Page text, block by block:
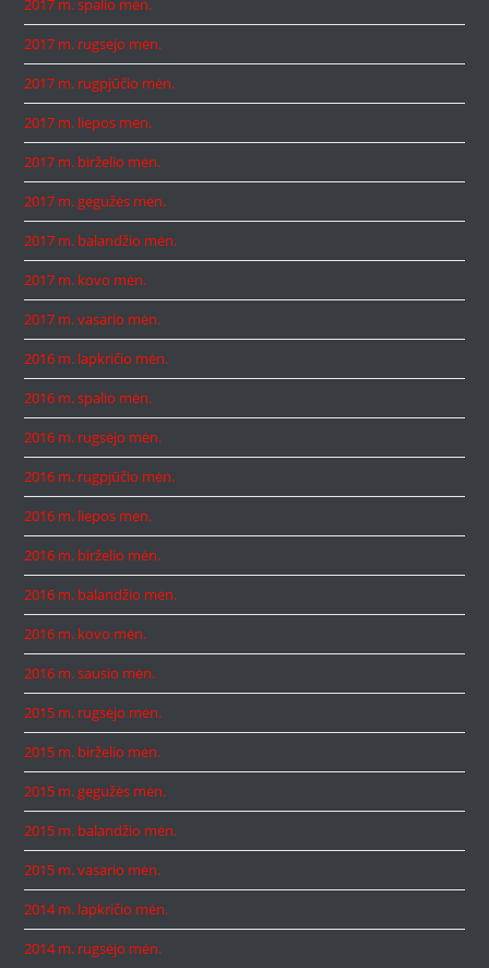
2017 m. spalio mėn.
2017 m. rugsėjo mėn.
2017 m. rugpjūčio mėn.
2017 m. liepos mėn.
2017 m. birželio mėn.
2017 m. gegužės mėn.
2017 m. balandžio mėn.
2017 m. kovo mėn.
2017 m. vasario mėn.
2016 m. lapkričio mėn.
2016 m. spalio mėn.
2016 m. rugsėjo mėn.
2016 m. rugpjūčio mėn.
2016 m. liepos mėn.
2016 m. birželio mėn.
2016 m. balandžio mėn.
2016 m. kovo mėn.
2016 m. sausio mėn.
2015 m. rugsėjo mėn.
2015 m. birželio mėn.
2015 m. gegužės mėn.
2015 m. balandžio mėn.
2015 m. vasario mėn.
2014 m. lapkričio mėn.
2014 m. rugsėjo mėn.